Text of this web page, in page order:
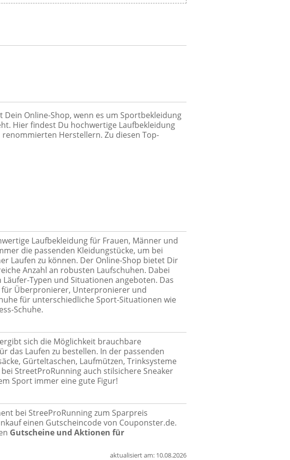
Dein Online-Shop, wenn es um Sportbekleidung
Hier findest Du hochwertige Laufbekleidung
Herstellern. Zu diesen Top-
Laufbekleidung für Frauen, Männer und
die passenden Kleidungstücke, um bei
Laufen zu können. Der Online-Shop bietet Dir
Anzahl an robusten Laufschuhen. Dabei
Typen und Situationen angeboten. Das
Überpronierer, Unterpronierer und
für unterschiedliche Sport-Situationen wie
Schuhe.
sich die Möglichkeit brauchbare
das Laufen zu bestellen. In der passenden
Gürteltaschen, Laufmützen, Trinksysteme
StreetProRunning auch stilsichere Sneaker
Sport immer eine gute Figur!
bei StreeProRunning zum Sparpreis
einen Gutscheincode von Couponster.de.
Gutscheine und Aktionen für
aktualisiert am: 10.08.2026